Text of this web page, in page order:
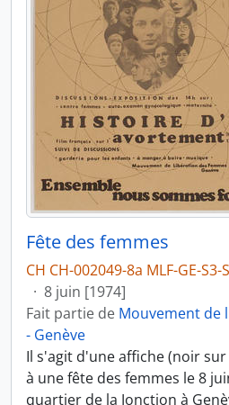
Fête des femmes
CH CH-002049-8a MLF-GE-S3-
· 8 juin [1974]
Fait partie de Mouvement de
- Genève
Il s'agit d'une affiche (noir
à une fête des femmes le 8
quartier de la Jonction à